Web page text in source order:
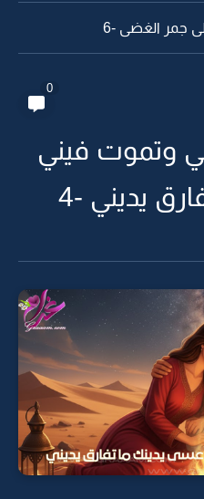
جمر الغضى -6
0
وتموت فيني
يديني -4